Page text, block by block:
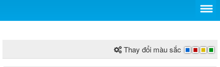
Thay đổi màu sắc